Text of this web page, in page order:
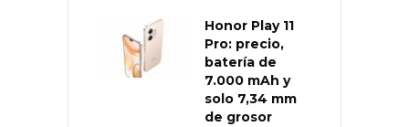
Honor Play 11
Pro: precio,
batería de
7.000 mAh y
solo 7,34 mm
de grosor